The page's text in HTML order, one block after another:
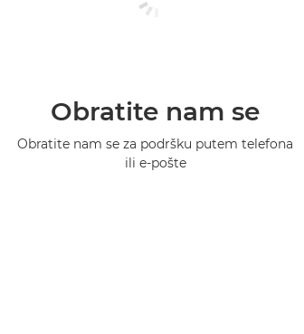
Obratite nam se
Obratite nam se za podršku putem telefona
ili e-pošte